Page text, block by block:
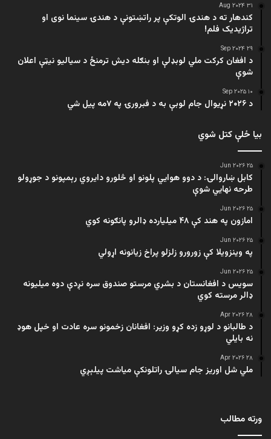
۳۱ Aug ۲۰۲۴
کندهار ته د هندۍ الوتکې پر راتښتونې د هندۍ سینما نوی او
تراژيديک فلم!
۲۹ Sep ۲۰۲۴
د افغان کرکت ملي لوبډلې او بنګله دیش ترمنځ د سیالیو نیټې اعلان
شوې
۱۰ Sep ۲۰۲۵
د ۲۰۲۶ نړیوال جام لوبې به د فبرورۍ په ۷مه پیل شي
بیا ځلې کتل شوي
۲۵ Jun ۲۰۲۶
کابل ښاروالۍ: د دوو هوايي پلونو او څلورو دایروي رېمپونو د جوړولو
طرحه نهایي شوې
۲۵ Jun ۲۰۲۶
امازون په هند کې ۴۸ میلیارده ډالرو پانګونه کوي
۲۵ Jun ۲۰۲۶
په وینزویلا کې زورورو زلزلو پراخ زیانونه اړولي
۲۵ Jun ۲۰۲۶
سویس د افغانستان د بشري مرستو صندوق سره نږدې دوه میلیونه
ډالر مرسته کوي
۲۸ Apr ۲۰۲۶
د طالبانو د لوړو زده کړو وزیر: افغانان زخمونو سره عادت او خپل هوډ
نه بایلي
۲۸ Apr ۲۰۲۶
ملي شل اوریز جام سیالۍ راتلونکې میاشت پیلېږي
ورته مطالب